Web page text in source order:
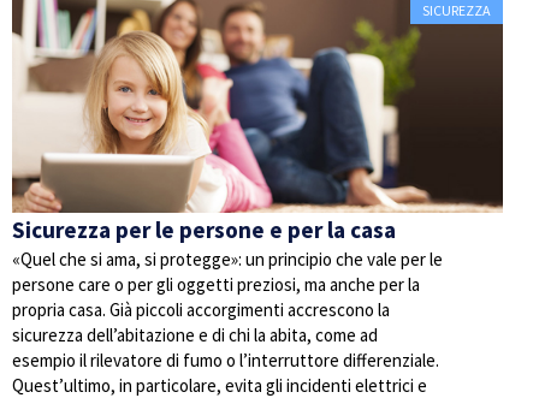
SICUREZZA
Sicurezza per le persone e per la casa
«Quel che si ama, si protegge»: un principio che vale per le
persone care o per gli oggetti preziosi, ma anche per la
propria casa. Già piccoli accorgimenti accrescono la
sicurezza dell’abitazione e di chi la abita, come ad
esempio il rilevatore di fumo o l’interruttore differenziale.
Quest’ultimo, in particolare, evita gli incidenti elettrici e